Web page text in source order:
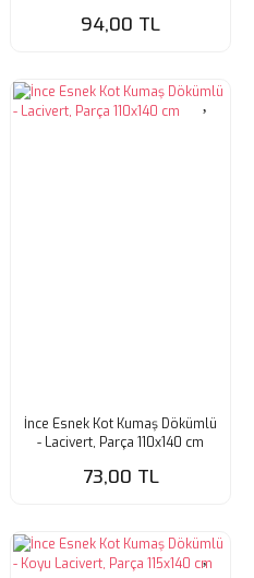
94,00 TL
İnce Esnek Kot Kumaş Dökümlü
- Lacivert, Parça 110x140 cm
73,00 TL